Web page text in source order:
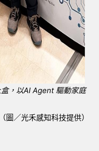
，以AI Agent 驅動家庭
（圖／光禾感知科技提供）